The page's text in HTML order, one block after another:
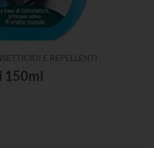
E REPELLENTI
150ml